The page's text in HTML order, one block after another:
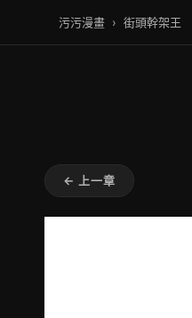
污污漫畫 › 街頭幹架王
← 上一章